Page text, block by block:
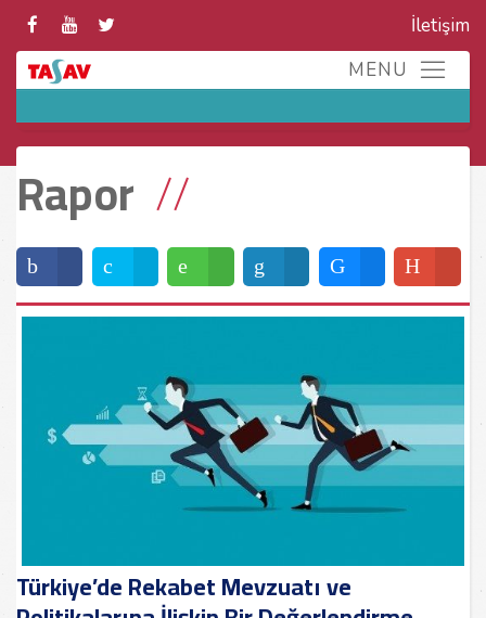
İletişim
Rapor
Türkiye’de Rekabet Mevzuatı ve